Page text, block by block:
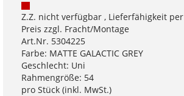
Z.Z. nicht verfügbar , Lieferfähigkeit
Preis zzgl. Fracht/Montage
Art.Nr. 5304225
Farbe: MATTE GALACTIC GREY
Geschlecht: Uni
Rahmengröße: 54
pro Stück (inkl. MwSt.)